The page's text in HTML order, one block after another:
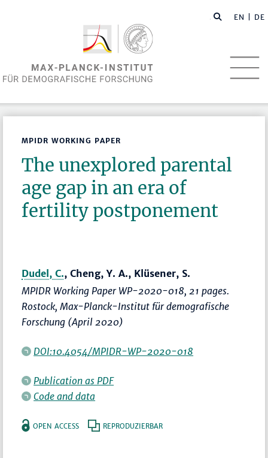
EN | DE
MPIDR WORKING PAPER
The unexplored parental
age gap in an era of
fertility postponement
Dudel, C., Cheng, Y. A., Klüsener, S.
MPIDR Working Paper WP-2020-018, 21 pages.
Rostock, Max-Planck-Institut für demografische
Forschung (April 2020)
DOI:10.4054/MPIDR-WP-2020-018
Publication as PDF
Code and data
OPEN ACCESS REPRODUZIERBAR